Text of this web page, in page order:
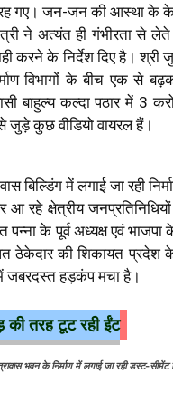
गए। जन-जन की आस्था के
ने अत्यंत ही गंभीरता से
करने के निर्देश दिए है।
विभागों के बीच एक से
बाहुल्य कल्दा पठार में 3
जुड़े कुछ वीडियो वायरल हैं।
बिल्डिंग में लगाई जा रही
आ रहे क्षेत्रीय
पन्ना के पूर्व अध्यक्ष एवं
ठेकेदार की शिकायत प्रदेश के
जबरदस्त हड़कंप मचा है।
की तरह टूट रही ईंट
भवन के निर्माण में लगाई जा रही डस्ट-